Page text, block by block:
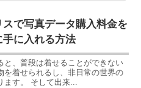
スで写真データ購入料金を
に入れる方法
と、普段は着せることができない
を着せられるし、非日常の世界の
ます。 そして出来...